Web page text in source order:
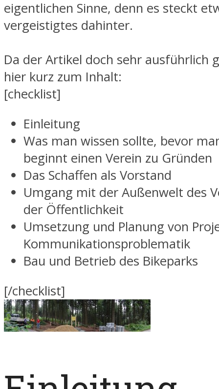
eigentlichen Sinne, denn es steckt
vergeistigtes dahinter.
Da der Artikel doch sehr ausführlich
hier kurz zum Inhalt:
[checklist]
Einleitung
Was man wissen sollte, bevor
beginnt einen Verein zu Gründen
Das Schaffen als Vorstand
Umgang mit der Außenwelt des
der Öffentlichkeit
Umsetzung und Planung von
Kommunikationsproblematik
Bau und Betrieb des Bikeparks
[/checklist]